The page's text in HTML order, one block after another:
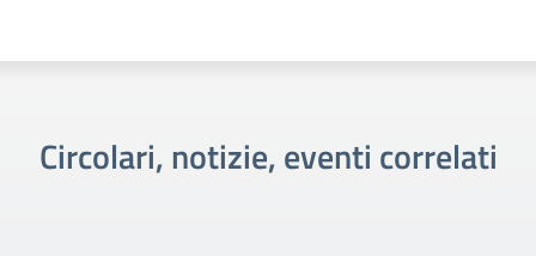
Circolari, notizie, eventi correlati